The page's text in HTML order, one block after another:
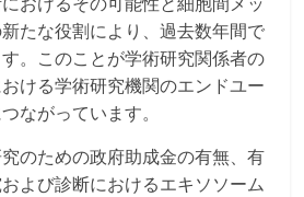
たな役割により、過去数年間で
。このことが学術研究関係者の
ける学術研究機関のエンドユー
ながっています。
のための政府助成金の有無、有
よび診断におけるエキソソーム